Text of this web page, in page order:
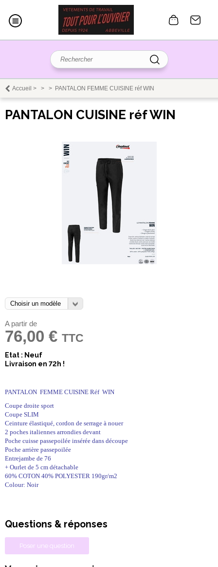
Accueil > > > PANTALON FEMME CUISINE réf WIN
PANTALON CUISINE réf WIN
A partir de
76,00 € TTC
Etat : Neuf
Livraison en 72h !
PANTALON FEMME CUISINE Réf WIN
Coupe droite sport
Coupe SLIM
Ceinture élastiqué, cordon de serrage à nouer
2 poches italiennes arrondies devant
Poche cuisse passepoilée insérée dans découpe
Poche arrière passepoilée
Entrejambe de 76
+ Ourlet de 5 cm détachable
60% COTON 40% POLYESTER 190gr/m2
Colour: Noir
Questions & réponses
Poser une question